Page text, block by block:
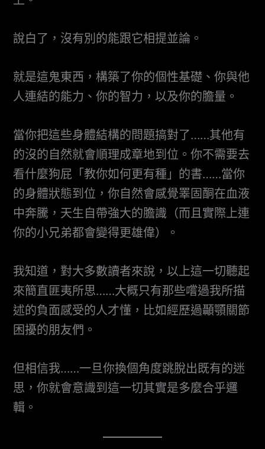
說白了，沒有別的能跟它相提並論。
就是這鬼東西，構築了你的個性基礎、你與他
人連結的能力、你的智力，以及你的膽量。
當你把這些身體結構的問題搞對了……其他有
的沒的自然就會順理成章地到位。你不需要去
看什麼狗屁「教你如何更有種」的書……當你
的身體狀態到位，你自然會感覺睪固酮在血液
中奔騰，天生自帶強大的膽識（而且實際上連
你的小兄弟都會變得更雄偉）。
我知道，對大多數讀者來說，以上這一切聽起
來簡直匪夷所思……大概只有那些嚐過我所描
述的負面感受的人才懂，比如經歷過顳顎關節
困擾的朋友們。
但相信我……一旦你換個角度跳脫出既有的迷
思，你就會意識到這一切其實是多麼合乎邏
輯。